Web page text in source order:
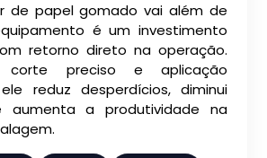
de papel gomado vai além de
é um investimento
retorno direto na operação.
corte preciso e aplicação
reduz desperdícios, diminui
aumenta a produtividade na